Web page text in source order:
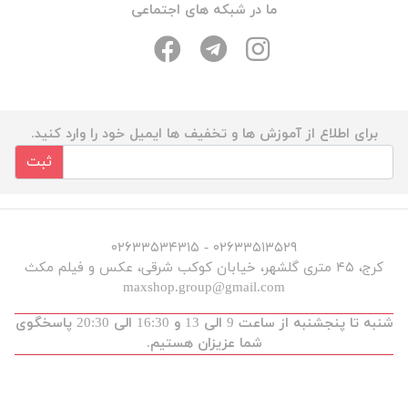
ما در شبکه های اجتماعی
برای اطلاع از آموزش ها و تخفیف ها ایمیل خود را وارد کنید.
ثبت
۰۲۶۳۳۵۱۳۵۲۹ - ۰۲۶۳۳۵۳۴۳۱۵
کرج، ۴۵ متری گلشهر، خیابان کوکب شرقی، عکس و فیلم مکث
maxshop.group@gmail.com
شنبه تا پنجشنبه از ساعت 9 الی 13 و 16:30 الی 20:30 پاسخگوی
شما عزیزان هستیم.